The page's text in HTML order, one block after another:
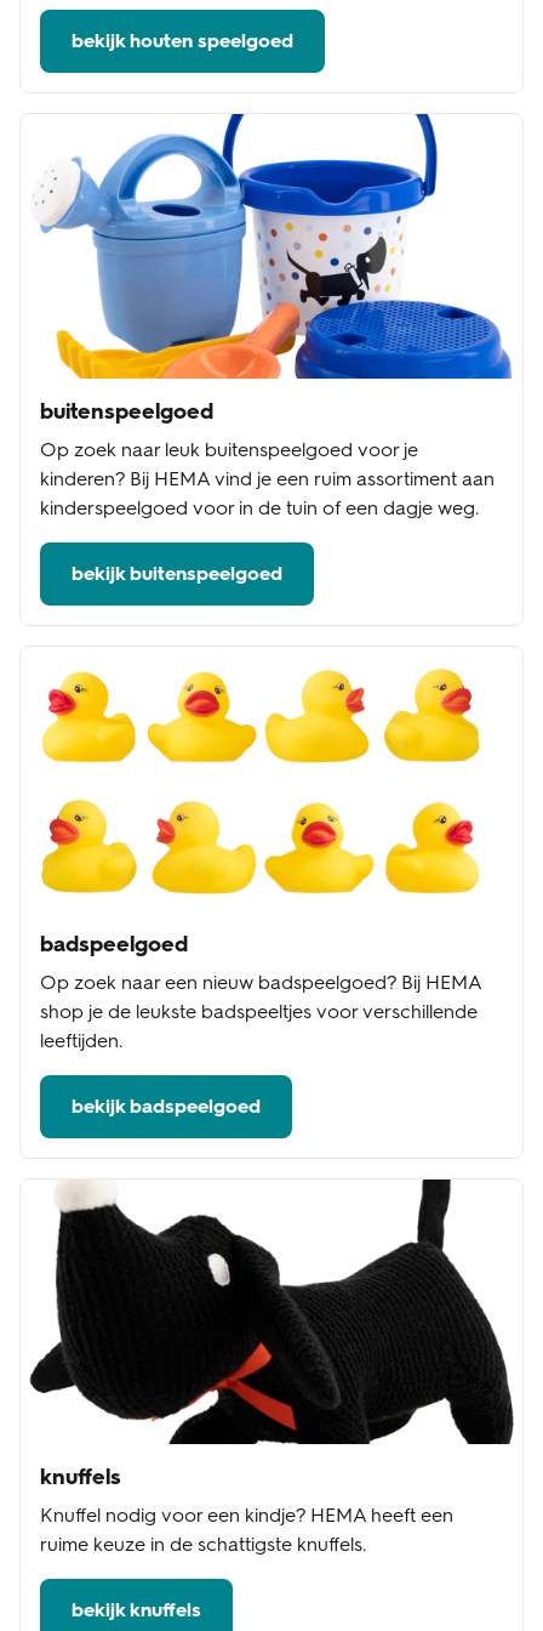
bekijk houten speelgoed
buitenspeelgoed
Op zoek naar leuk buitenspeelgoed voor je
kinderen? Bij HEMA vind je een ruim assortiment aan
kinderspeelgoed voor in de tuin of een dagje weg.
bekijk buitenspeelgoed
badspeelgoed
Op zoek naar een nieuw badspeelgoed? Bij HEMA
shop je de leukste badspeeltjes voor verschillende
leeftijden.
bekijk badspeelgoed
knuffels
Knuffel nodig voor een kindje? HEMA heeft een
ruime keuze in de schattigste knuffels.
bekijk knuffels